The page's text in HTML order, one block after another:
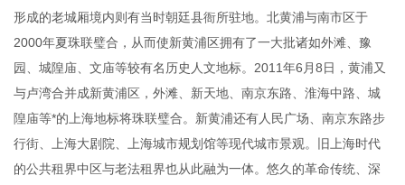
形成的老城厢境内则有当时朝廷县衙所驻地。北黄浦与南市区于
2000年夏珠联璧合，从而使新黄浦区拥有了一大批诸如外滩、豫
园、城隍庙、文庙等较有名历史人文地标。2011年6月8日，黄浦又
与卢湾合并成新黄浦区，外滩、新天地、南京东路、淮海中路、城
隍庙等*的上海地标将珠联璧合。新黄浦还有人民广场、南京东路步
行街、上海大剧院、上海城市规划馆等现代城市景观。旧上海时代
的公共租界中区与老法租界也从此融为一体。悠久的革命传统、深